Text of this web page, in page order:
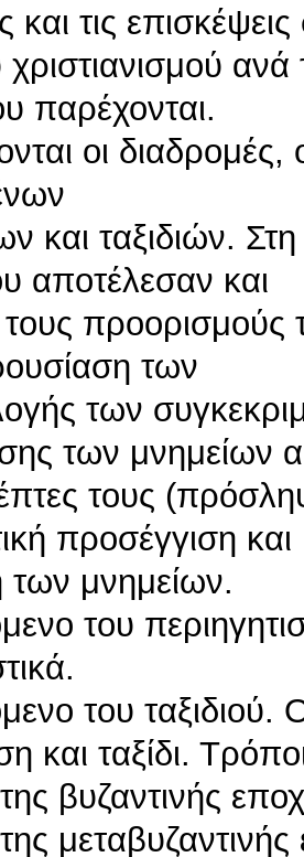
και τις
ανά
παρέχονται.
οι
και ταξιδιών.
αποτέλεσαν και
προορισμούς
των
των
των μνημείων
τους
προσέγγιση και
των μνημείων.
του
του ταξιδιού.
και ταξίδι.
βυζαντινής